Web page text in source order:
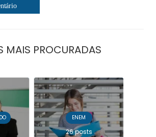
MAIS PROCURADAS
ENEM
26 posts